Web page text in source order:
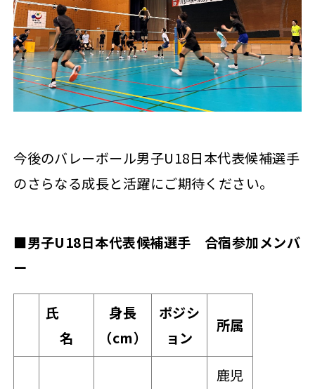
今後のバレーボール男子U18日本代表候補選手
のさらなる成長と活躍にご期待ください。
■男子U18日本代表候補選手 合宿参加メンバ
ー
氏
名
身長
（cm）
ポジシ
ョン
所属
鹿児